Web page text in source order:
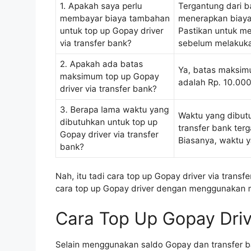
1. Apakah saya perlu
membayar biaya tambahan
untuk top up Gopay driver
via transfer bank?
Tergantung dari
menerapkan
Pastikan untuk
sebelum
2. Apakah ada batas
maksimum top up Gopay
driver via transfer bank?
Ya, batas
adalah Rp.
3. Berapa lama waktu yang
dibutuhkan untuk top up
Gopay driver via transfer
bank?
Waktu yang
transfer bank
Biasanya, waktu
Nah, itu tadi cara top up Gopay driver via
cara top up Gopay driver dengan menggunakan
Cara Top Up Gopay
Selain menggunakan saldo Gopay dan transfer